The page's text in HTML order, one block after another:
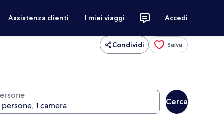
Assistenza clienti I miei viaggi Accedi
Condividi Salva
Cerca